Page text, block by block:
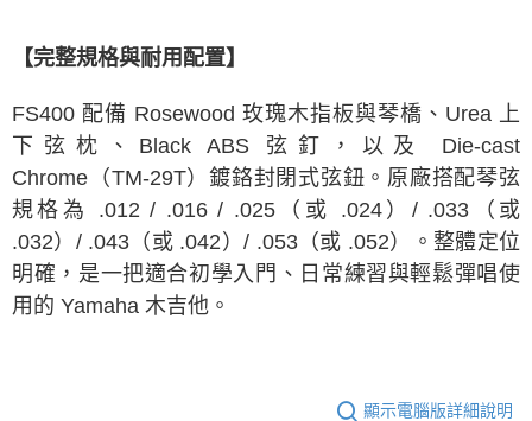
【完整規格與耐用配置】
FS400 配備 Rosewood 玫瑰木指板與琴橋、Urea 上
下弦枕、Black ABS 弦釘，以及 Die-cast
Chrome（TM-29T）鍍鉻封閉式弦鈕。原廠搭配琴弦
規格為 .012 / .016 / .025（或 .024）/ .033（或
.032）/ .043（或 .042）/ .053（或 .052）。整體定位
明確，是一把適合初學入門、日常練習與輕鬆彈唱使
用的 Yamaha 木吉他。
顯示電腦版詳細說明